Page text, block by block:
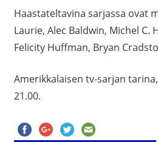
Haastateltavina sarjassa ovat
Laurie, Alec Baldwin, Michel C.
Felicity Huffman, Bryan
Amerikkalaisen tv-sarjan
21.00.